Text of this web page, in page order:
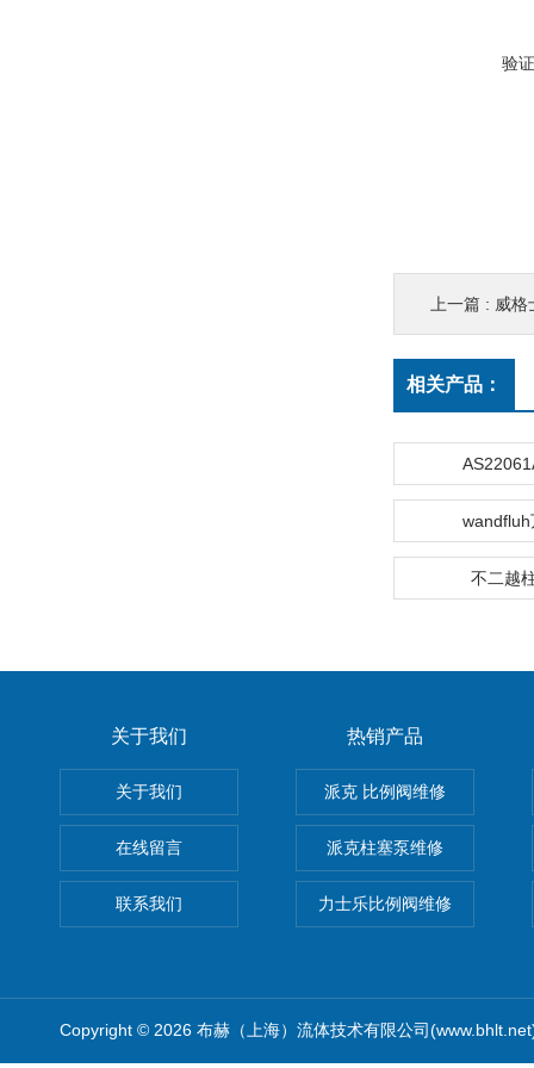
验
上一篇 : 威格
相关产品：
wandfluh
不二越
关于我们
关于我们
在线留言
联系我们
热销产品
派克 比例阀维修
派克柱塞泵维修
力士乐比例阀维修
Copyright © 2026 布赫（上海）流体技术有限公司